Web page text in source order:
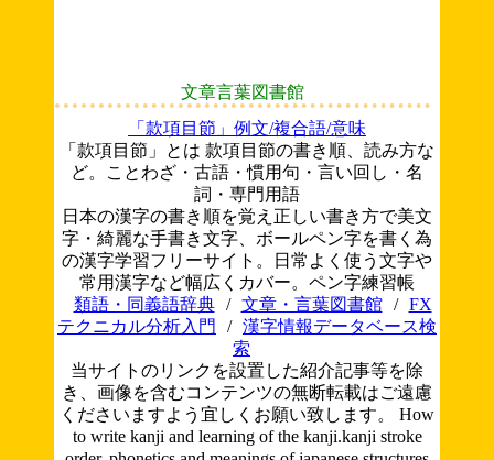
文章言葉図書館
「款項目節」例文/複合語/意味
「款項目節」とは 款項目節の書き順、読み方な
ど。ことわざ・古語・慣用句・言い回し・名
詞・専門用語
日本の漢字の書き順を覚え正しい書き方で美文
字・綺麗な手書き文字、ボールペン字を書く為
の漢字学習フリーサイト。日常よく使う文字や
常用漢字など幅広くカバー。ペン字練習帳
類語・同義語辞典
/ 文章・言葉図書館 /
FX
テクニカル分析入門
/ 漢字情報データベース検
索
当サイトのリンクを設置した紹介記事等を除
き、画像を含むコンテンツの無断転載はご遠慮
くださいますよう宜しくお願い致します。 How
to write kanji and learning of the kanji.kanji stroke